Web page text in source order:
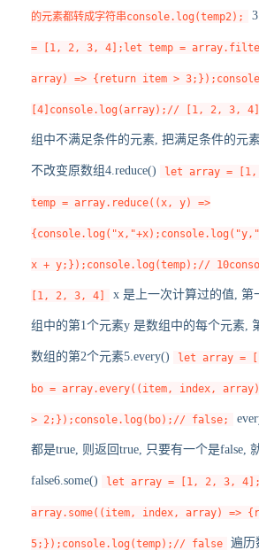
的元素都转成字符串console.log(temp2);
= [1, 2, 3, 4];let temp =
array) => {return item >
[4]console.log(array);// [1, 2, 3, 4]
组中不满足条件的元素, 把满足条件的元
不改变原数组4.reduce() let array =
temp = array.reduce((x, y) =>
x + y;});console.log(temp);//
[1, 2, 3, 4] x 是上一次计算过的值, 第
组中的第1个元素y 是数组中的每个元素,
数组的第2个元素5.every() let array =
bo = array.every((item, index,
> 2;});console.log(bo);// false;
都是true, 则返回true, 只要有一个是false,
false6.some() let array = [1, 2, 3,
array.some((item, index, array) =>
5;});console.log(temp);// false 遍历